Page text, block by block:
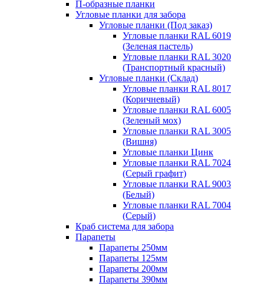
П-образные планки
Угловые планки для забора
Угловые планки (Под заказ)
Угловые планки RAL 6019
(Зеленая пастель)
Угловые планки RAL 3020
(Транспортный красный)
Угловые планки (Склад)
Угловые планки RAL 8017
(Коричневый)
Угловые планки RAL 6005
(Зеленый мох)
Угловые планки RAL 3005
(Вишня)
Угловые планки Цинк
Угловые планки RAL 7024
(Серый графит)
Угловые планки RAL 9003
(Белый)
Угловые планки RAL 7004
(Серый)
Краб система для забора
Парапеты
Парапеты 250мм
Парапеты 125мм
Парапеты 200мм
Парапеты 390мм